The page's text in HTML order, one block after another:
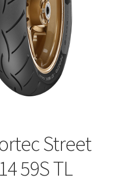
Street
59S TL